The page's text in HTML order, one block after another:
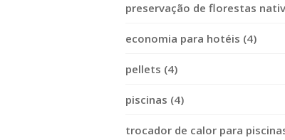
preservação de florestas
economia para hotéis (4)
pellets (4)
piscinas (4)
trocador de calor para